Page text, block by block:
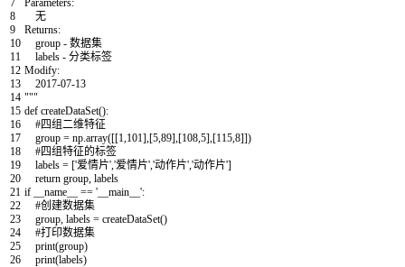
7
8
9
10
11
12
13
14
15
16
17
18
19
20
21
22
23
24
25
26
Parameters:
无
Returns:
group - 数据集
labels - 分类标签
Modify:
2017-07-13
"""
def createDataSet():
#四组二维特征
group = np.array([[1,101],[5,89],[108,5],[115,8]])
#四组特征的标签
labels = ['爱情片','爱情片','动作片','动作片']
return group, labels
if
__name__ == '__main__':
#创建数据集
group, labels = createDataSet()
#打印数据集
print(group)
print(labels)